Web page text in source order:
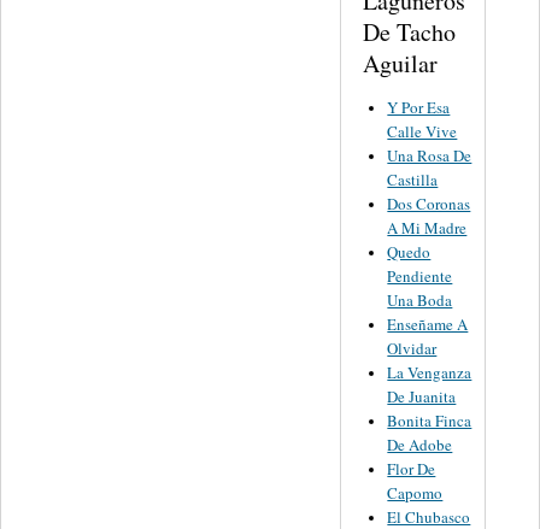
De Tacho
Aguilar
Y Por Esa
Calle Vive
Una Rosa De
Castilla
Dos Coronas
A Mi Madre
Quedo
Pendiente
Una Boda
Enseñame A
Olvidar
La Venganza
De Juanita
Bonita Finca
De Adobe
Flor De
Capomo
El Chubasco